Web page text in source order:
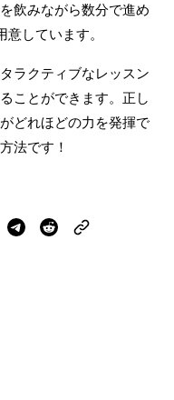
飲みながら数分で進め
意しています。
ラクティブなレッスン
ことができます。正し
どれほどの力を発揮で
法です！
Facebook
on WhatsApp
Share on Telegram
Share on Reddit